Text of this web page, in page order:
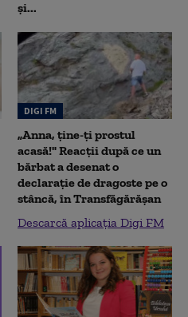
și...
DIGI FM
„Anna, ţine-ţi prostul
acasă!" Reacţii după ce un
bărbat a desenat o
declaraţie de dragoste pe o
stâncă, în Transfăgărăşan
Descarcă aplicația Digi FM